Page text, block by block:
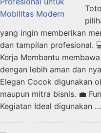
yang ingin memberikan
dan tampilan profesional.
Kerja Membantu
dengan lebih aman dan
Elegan Cocok digunakan
maupun mitra bisnis. 💼
Kegiatan Ideal digunakan …